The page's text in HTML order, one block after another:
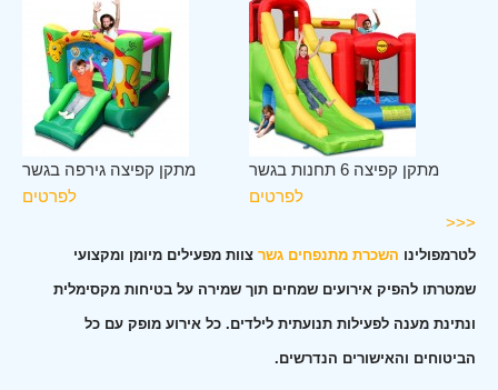
מתקן קפיצה גירפה בגשר
לפרטים
מתקן קפיצה 6 תחנות בגשר
לפרטים
<<<
לטרמפולינו השכרת מתנפחים גשר צוות מפעילים מיומן ומקצועי
שמטרתו להפיק אירועים שמחים תוך שמירה על בטיחות מקסימלית
ונתינת מענה לפעילות תנועתית לילדים. כל אירוע מופק עם כל
הביטוחים והאישורים הנדרשים.